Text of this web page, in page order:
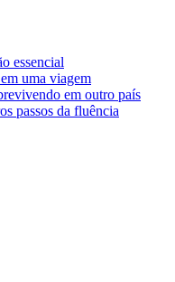
essencial
uma viagem
em outro país
passos da fluência